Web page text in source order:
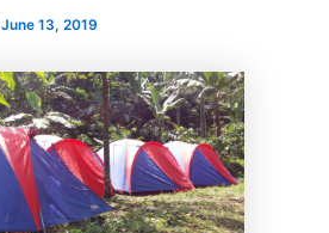
June 13, 2019